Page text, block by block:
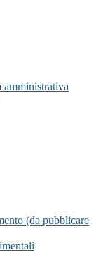
amministrativa
(da pubblicare